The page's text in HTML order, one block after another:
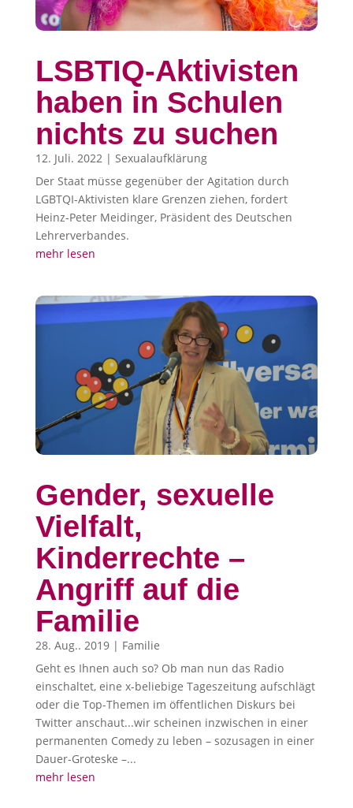
LSBTIQ-Aktivisten
haben in Schulen
nichts zu suchen
12. Juli. 2022| Sexualaufklärung
Der Staat müsse gegenüber der Agitation durch
LGBTQI-Aktivisten klare Grenzen ziehen, fordert
Heinz-Peter Meidinger, Präsident des Deutschen
Lehrerverbandes.
mehr lesen
Gender, sexuelle
Vielfalt,
Kinderrechte –
Angriff auf die
Familie
28. Aug.. 2019| Familie
Geht es Ihnen auch so? Ob man nun das Radio
einschaltet, eine x-beliebige Tageszeitung aufschlägt
oder die Top-Themen im öffentlichen Diskurs bei
Twitter anschaut...wir scheinen inzwischen in einer
permanenten Comedy zu leben – sozusagen in einer
Dauer-Groteske –...
mehr lesen